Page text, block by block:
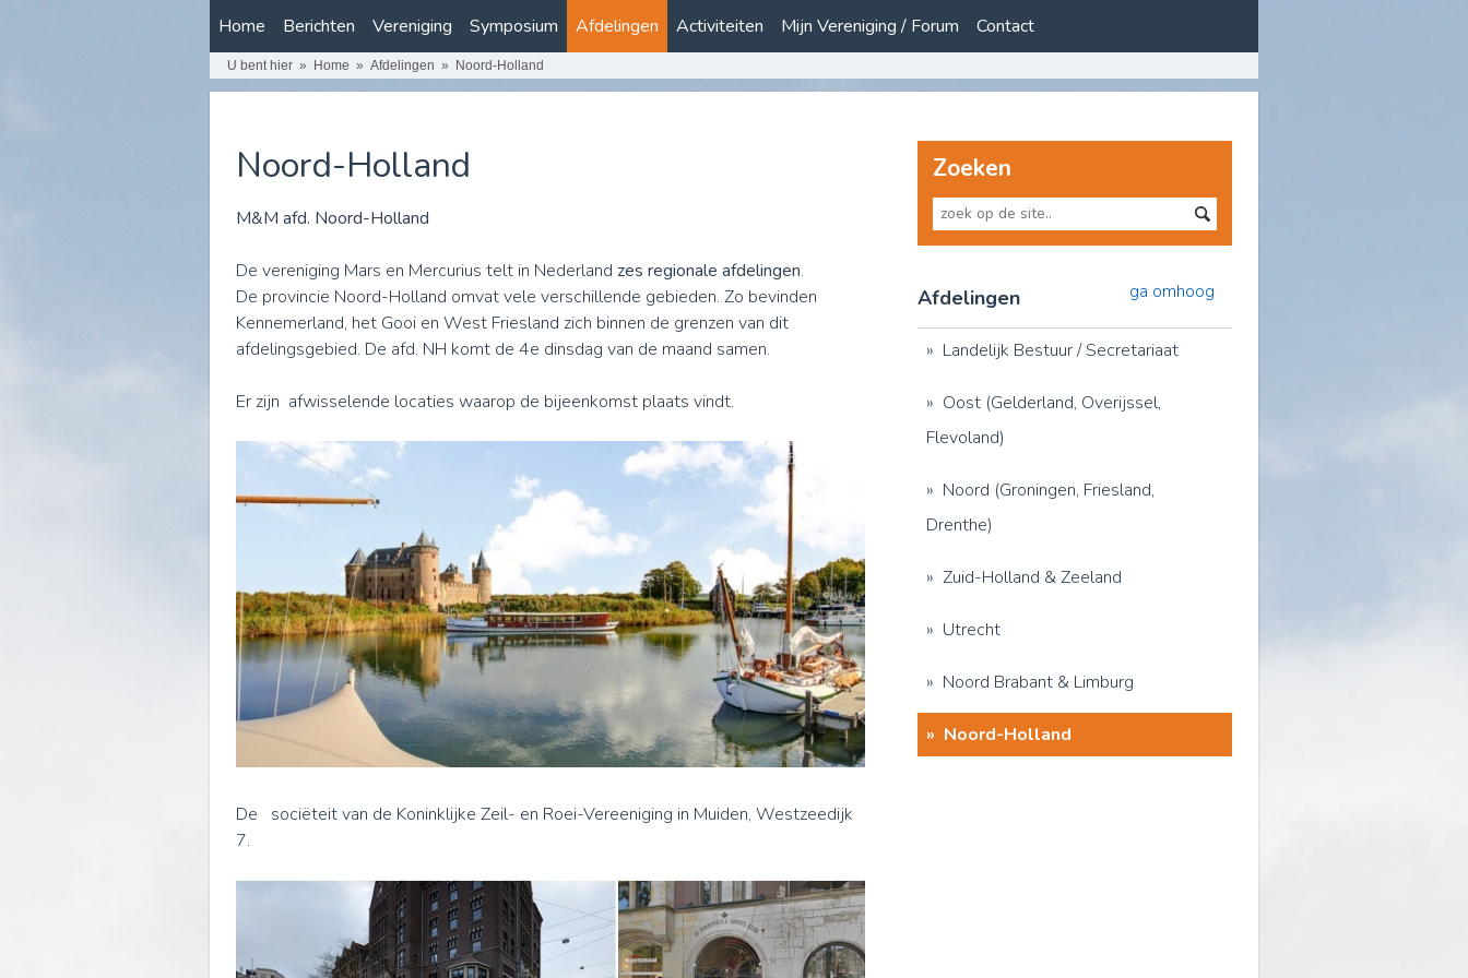
Home Berichten Vereniging Symposium Afdelingen Activiteiten Mijn Vereniging / Forum Contact
U bent hier Home Afdelingen Noord-Holland
Noord-Holland
M&M afd. Noord-Holland
De vereniging Mars en Mercurius telt in Nederland zes regionale afdelingen.
De provincie Noord-Holland omvat vele verschillende gebieden. Zo bevinden
Kennemerland, het Gooi en West Friesland zich binnen de grenzen van dit
afdelingsgebied. De afd. NH komt de 4e dinsdag van de maand samen.
Er zijn afwisselende locaties waarop de bijeenkomst plaats vindt.
De sociëteit van de Koninklijke Zeil- en Roei-Vereeniging in Muiden, Westzeedijk
7.
Zoeken
ga omhoog
Afdelingen
Landelijk Bestuur / Secretariaat
Oost (Gelderland, Overijssel,
Flevoland)
Noord (Groningen, Friesland,
Drenthe)
Zuid-Holland & Zeeland
Utrecht
Noord Brabant & Limburg
Noord-Holland